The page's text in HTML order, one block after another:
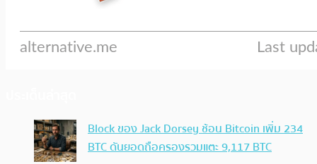
Block ของ Jack Dorsey ช้อน Bitcoin เพิ่ม 234
BTC ดันยอดถือครองรวมแตะ 9,117 BTC